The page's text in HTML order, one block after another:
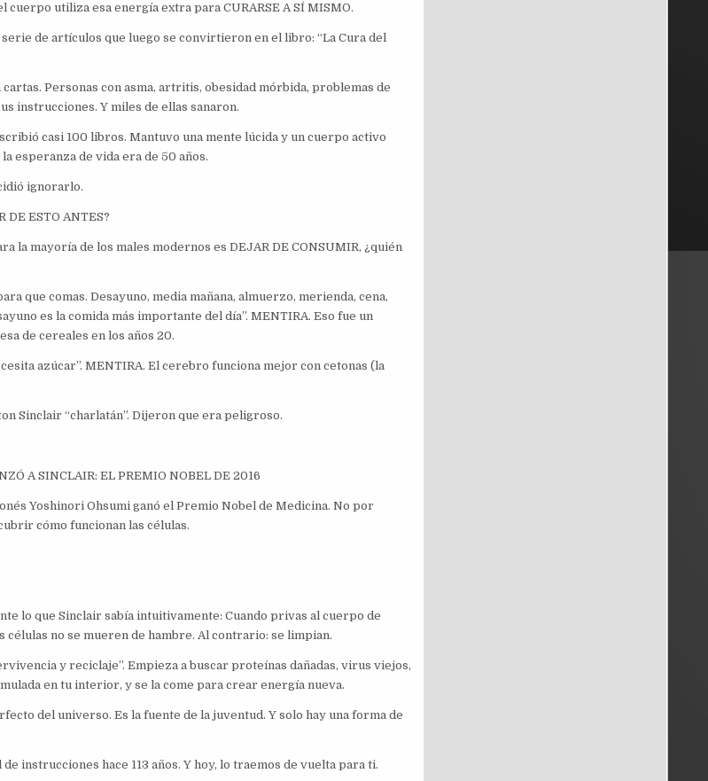
cuerpo utiliza esa energía extra para CURARSE A SÍ MISMO.
de artículos que luego se convirtieron en el libro: “La Cura del
Personas con asma, artritis, obesidad mórbida, problemas de
instrucciones. Y miles de ellas sanaron.
casi 100 libros. Mantuvo una mente lúcida y un cuerpo activo
esperanza de vida era de 50 años.
ignorarlo.
DE ESTO ANTES?
la mayoría de los males modernos es DEJAR DE CONSUMIR, ¿quién
que comas. Desayuno, media mañana, almuerzo, merienda, cena,
es la comida más importante del día”. MENTIRA. Eso fue un
de cereales en los años 20.
azúcar”. MENTIRA. El cerebro funciona mejor con cetonas (la
Sinclair “charlatán”. Dijeron que era peligroso.
A SINCLAIR: EL PREMIO NOBEL DE 2016
Yoshinori Ohsumi ganó el Premio Nobel de Medicina. No por
cómo funcionan las células.
lo que Sinclair sabía intuitivamente: Cuando privas al cuerpo de
células no se mueren de hambre. Al contrario: se limpian.
y reciclaje”. Empieza a buscar proteínas dañadas, virus viejos,
en tu interior, y se la come para crear energía nueva.
del universo. Es la fuente de la juventud. Y solo hay una forma de
instrucciones hace 113 años. Y hoy, lo traemos de vuelta para ti.